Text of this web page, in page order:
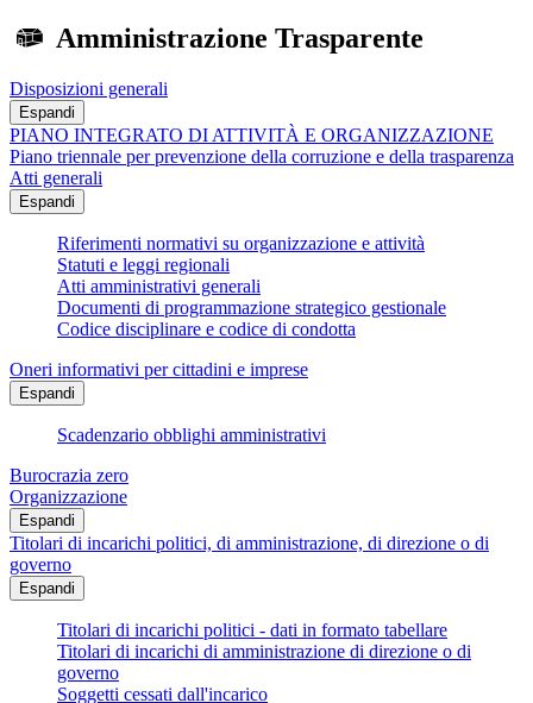
Amministrazione Trasparente
Disposizioni generali
Espandi
PIANO INTEGRATO DI ATTIVITÀ E ORGANIZZAZIONE
Piano triennale per prevenzione della corruzione e della trasparenza
Atti generali
Espandi
Riferimenti normativi su organizzazione e attività
Statuti e leggi regionali
Atti amministrativi generali
Documenti di programmazione strategico gestionale
Codice disciplinare e codice di condotta
Oneri informativi per cittadini e imprese
Espandi
Scadenzario obblighi amministrativi
Burocrazia zero
Organizzazione
Espandi
Titolari di incarichi politici, di amministrazione, di direzione o di
governo
Espandi
Titolari di incarichi politici - dati in formato tabellare
Titolari di incarichi di amministrazione di direzione o di
governo
Soggetti cessati dall'incarico